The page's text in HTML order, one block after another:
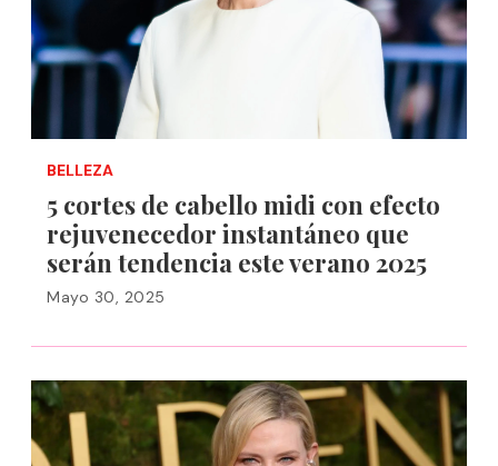
BELLEZA
5 cortes de cabello midi con efecto
rejuvenecedor instantáneo que
serán tendencia este verano 2025
Mayo 30, 2025